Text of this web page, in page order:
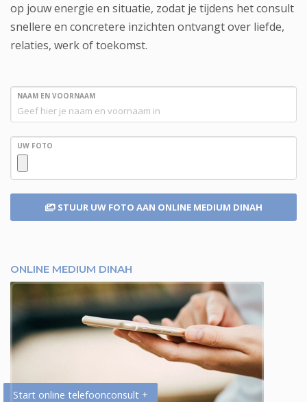
op jouw energie en situatie, zodat je tijdens het consult
snellere en concretere inzichten ontvangt over liefde,
relaties, werk of toekomst.
NAAM EN VOORNAAM
UW FOTO
STUUR UW FOTO AAN ONLINE MEDIUM DINAH
ONLINE MEDIUM DINAH
Start online telefoonconsult +